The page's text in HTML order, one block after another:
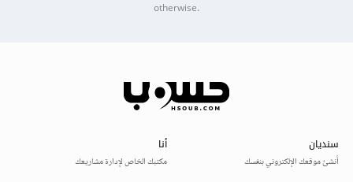
otherwise.